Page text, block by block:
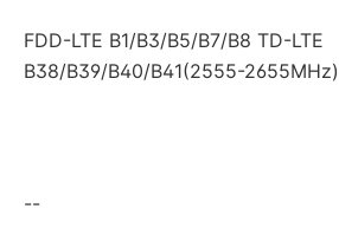
FDD-LTE B1/B3/B5/B7/B8 TD-LTE
B38/B39/B40/B41(2555-2655MHz)
--